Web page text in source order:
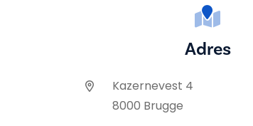
Adres
Kazernevest 4
8000 Brugge